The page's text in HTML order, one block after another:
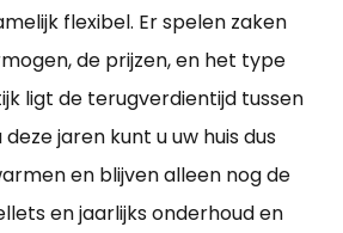
flexibel. Er spelen zaken
de prijzen, en het type
ligt de terugverdientijd tussen
deze jaren kunt u uw huis dus
en blijven alleen nog de
en jaarlijks onderhoud en